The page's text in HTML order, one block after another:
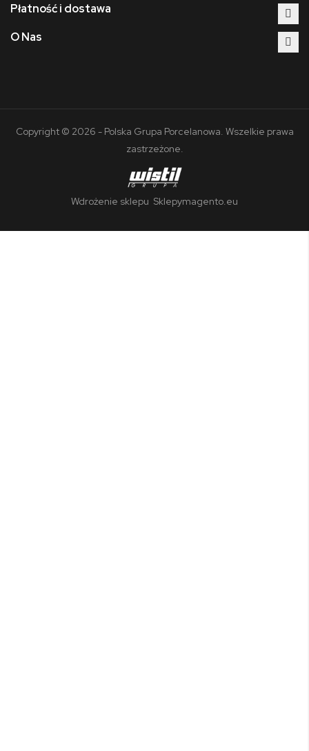
Płatność i dostawa
O Nas
Copyright © 2026 - Polska Grupa Porcelanowa. Wszelkie prawa
zastrzeżone.
Wdrożenie sklepu Sklepymagento.eu